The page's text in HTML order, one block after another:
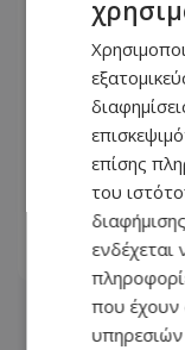
Και
καπνού -
05.09.2023 -
ΔΙΑΒΆΣΤΕ
επίσης
του
ενδέχεται
που έχουν